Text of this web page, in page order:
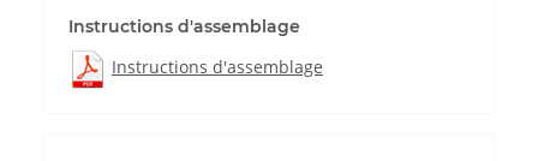
Instructions d'assemblage
Instructions d'assemblage